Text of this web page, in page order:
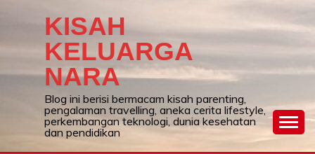
KISAH
KELUARGA
NARA
Blog ini berisi bermacam kisah parenting,
pengalaman travelling, aneka cerita lifestyle,
perkembangan teknologi, dunia kesehatan
dan pendidikan